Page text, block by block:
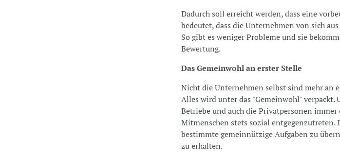
Dadurch soll erreicht werden, dass eine
bedeutet, dass die Unternehmen von sich
So gibt es weniger Probleme und sie
Bewertung.
Das Gemeinwohl an erster Stelle
Nicht die Unternehmen selbst sind mehr an
Alles wird unter das "Gemeinwohl" verpackt.
Betriebe und auch die Privatpersonen
Mitmenschen stets sozial
bestimmte gemeinnützige Aufgaben zu
zu erhalten.